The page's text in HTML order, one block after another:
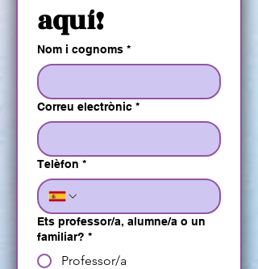
aquí!
Nom i cognoms *
Correu electrònic *
Telèfon *
Ets professor/a, alumne/a o un
familiar? *
Professor/a